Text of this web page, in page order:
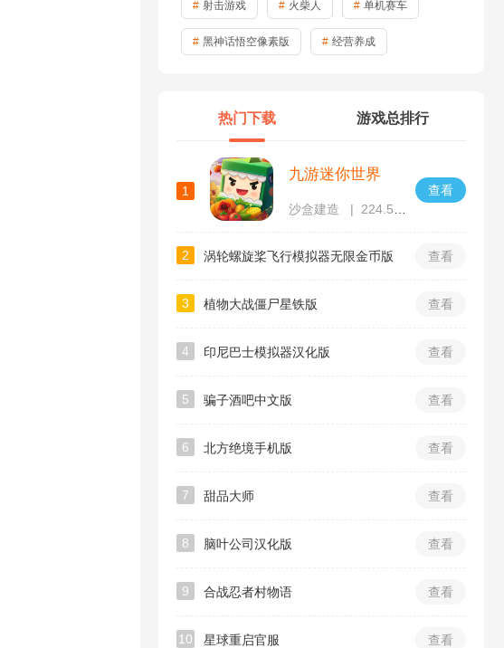
射击游戏 火柴人 单机赛车
黑神话悟空像素版 经营养成
热门下载 游戏总排行
1
九游迷你世界
沙盒建造 224.55MB
查看
2 涡轮螺旋桨飞行模拟器无限金币版 查看
3 植物大战僵尸星铁版 查看
4 印尼巴士模拟器汉化版 查看
5 骗子酒吧中文版 查看
6 北方绝境手机版 查看
7 甜品大师 查看
8 脑叶公司汉化版 查看
9 合战忍者村物语 查看
10 星球重启官服 查看